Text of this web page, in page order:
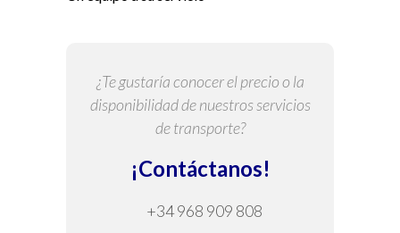
¿Te gustaría conocer el precio o la
disponibilidad de nuestros servicios
de transporte?
¡Contáctanos!
+34 968 909 808